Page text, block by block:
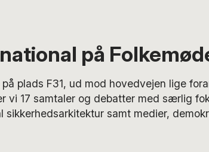
på
plads F31, ud mod hovedvejen lige
vi 17 samtaler og debatter med særlig
sikkerhedsarkitektur samt medier,